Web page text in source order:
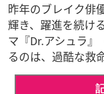
昨年のブレイク俳
輝き、躍進を続け
マ『Dr.アシュラ
るのは、過酷な救